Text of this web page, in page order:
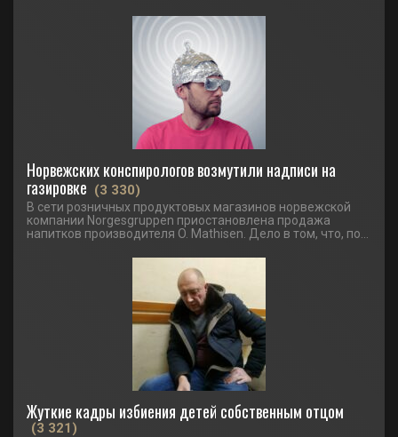
Норвежских конспирологов возмутили надписи на
газировке (3 330)
В сети розничных продуктовых магазинов норвежской
компании Norgesgruppen приостановлена продажа
напитков производителя O. Mathisen. Дело в том, что, по...
Жуткие кадры избиения детей собственным отцом
(3 321)